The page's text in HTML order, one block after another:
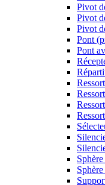
Pivot
Pivot
Pivot
Pont
Pont